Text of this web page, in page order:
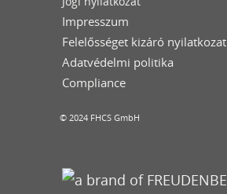
Impresszum
Felelősséget kizáró nyilatkozat
Adatvédelmi politika
Compliance
© 2024 FHCS GmbH